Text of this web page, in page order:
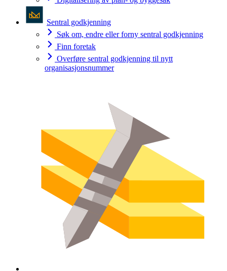
Sentral godkjenning
Søk om, endre eller forny sentral godkjenning
Finn foretak
Overføre sentral godkjenning til nytt
organisasjonsnummer